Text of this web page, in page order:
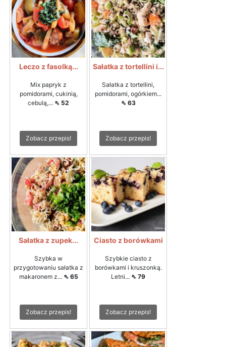
Leczo z fasolką...
Mix papryk z
pomidorami, cukinią,
cebulą,... ⇖ 52
Zobacz przepis!
Sałatka z tortellini i...
Sałatka z tortellini,
pomidorami, ogórkiem...
⇖ 63
Zobacz przepis!
Sałatka z zupek...
Szybka w
przygotowaniu sałatka z
makaronem z... ⇖ 65
Zobacz przepis!
Ciasto z borówkami
Szybkie ciasto z
borówkami i kruszonką.
Letni... ⇖ 79
Zobacz przepis!